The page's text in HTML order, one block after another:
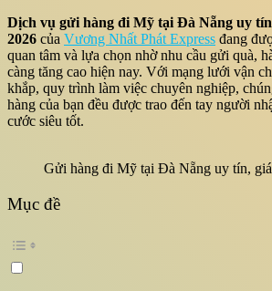
Dịch vụ gửi hàng đi Mỹ tại Đà Nẵng uy
2026 của Vương Nhất Phát Express đang
quan tâm và lựa chọn nhờ nhu cầu gửi quà,
càng tăng cao hiện nay. Với mạng lưới vận
khắp, quy trình làm việc chuyên nghiệp,
hàng của bạn đều được trao đến tay người
cước siêu tốt.
Gửi hàng đi Mỹ tại Đà Nẵng uy tín,
Mục đề